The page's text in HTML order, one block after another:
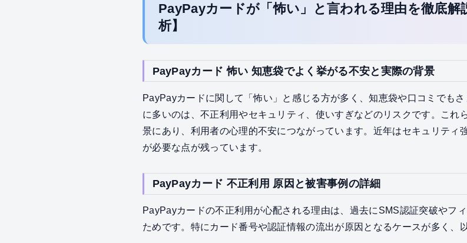
PayPayカードが「怖い」と言われる理由を徹底解
析】
PayPayカード 怖い 知恵袋でよく挙がる不安と実際の背景
PayPayカードに関して「怖い」と感じる方が多く、知恵袋や口コミでも
に多いのは、不正利用やセキュリティ、使いすぎなどのリスクです。これ
景にあり、利用者の心理的不安につながっています。近年はセキュリティ
が必要な点が残っています。
PayPayカード 不正利用 原因と被害事例の詳細
PayPayカードの不正利用が心配される理由は、過去にSMS認証突破やフ
ためです。特にカード番号や認証情報の流出が原因となるケースが多く、